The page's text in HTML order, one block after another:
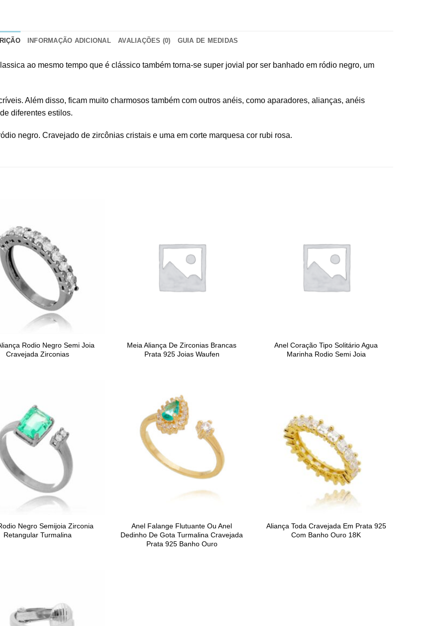
INFORMAÇÃO ADICIONAL AVALIAÇÕES (0) GUIA DE MEDIDAS
ao mesmo tempo que é clássico também torna-se super jovial por ser banhado em ródio negro, um
Além disso, ficam muito charmosos também com outros anéis, como aparadores, alianças, anéis
diferentes estilos.
negro. Cravejado de zircônias cristais e uma em corte marquesa cor rubi rosa.
Rodio Negro Semi Joia
Cravejada Zirconias
Meia Aliança De Zirconias Brancas
Prata 925 Joias Waufen
Anel Coração Tipo Solitário Agua
Marinha Rodio Semi Joia
Negro Semijoia Zirconia
Retangular Turmalina
Anel Falange Flutuante Ou Anel
Dedinho De Gota Turmalina Cravejada
Prata 925 Banho Ouro
Aliança Toda Cravejada Em Prata 925
Com Banho Ouro 18K